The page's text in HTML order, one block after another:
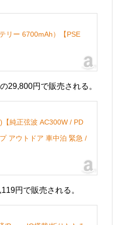
リー 6700mAh）【PSE
29,800円で販売される。
純正弦波 AC300W / PD
アウトドア 車中泊 緊急 /
円で販売される。